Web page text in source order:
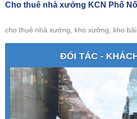
Cho thuê nhà xưởng KCN Phố
cho thuê nhà xưởng, kho xưởng, kho
ĐỐI TÁC -